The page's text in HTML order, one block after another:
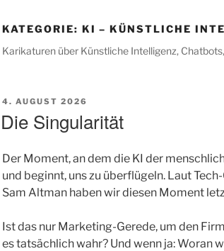
KATEGORIE: KI – KÜNSTLICHE
Karikaturen über Künstliche Intelligenz,
VERÖFFENTLICHT
4. AUGUST 2026
Die Singularität
Der Moment, an dem die KI der
und beginnt, uns zu überflügeln. Laut
Sam Altman haben wir diesen Moment
Ist das nur Marketing-Gerede, um den
es tatsächlich wahr? Und wenn ja: Woran